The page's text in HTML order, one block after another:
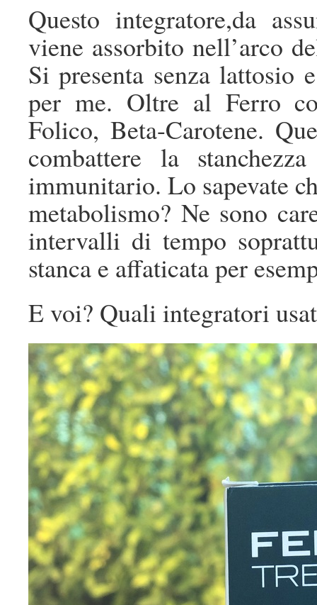
Questo integratore,da
viene assorbito nell’arco
Si presenta senza lattosio
per me. Oltre al Ferro
Folico, Beta-Carotene.
combattere la
immunitario. Lo sapevate
metabolismo? Ne sono
intervalli di tempo
stanca e affaticata per
E voi? Quali integratori